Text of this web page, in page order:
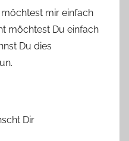
mir einfach
möchtest Du einfach
Du dies
Dir